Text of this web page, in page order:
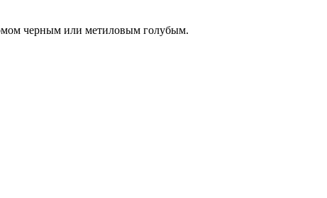
черным или метиловым голубым.